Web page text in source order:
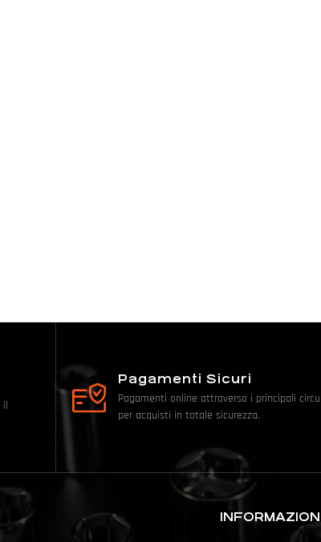
il
Pagamenti Sicuri
Pagamenti online attraverso i principali
per acquisti in totale sicurezza.